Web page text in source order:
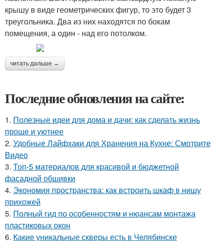
крышу в виде геометрических фигур, то это будет 3
треугольника. Два из них находятся по бокам
помещения, а один - над его потолком.
читать дальше →
Последние обновления на сайте:
1. Полезные идеи для дома и дачи: как сделать жизнь
проще и уютнее
2. Удобные Лайфхаки для Хранения на Кухне: Смотрите
Видео
3. Топ-5 материалов для красивой и бюджетной
фасадной обшивки
4. Экономия пространства: как встроить шкаф в нишу
прихожей
5. Полный гид по особенностям и нюансам монтажа
пластиковых окон
6. Какие уникальные скверы есть в Челябинске